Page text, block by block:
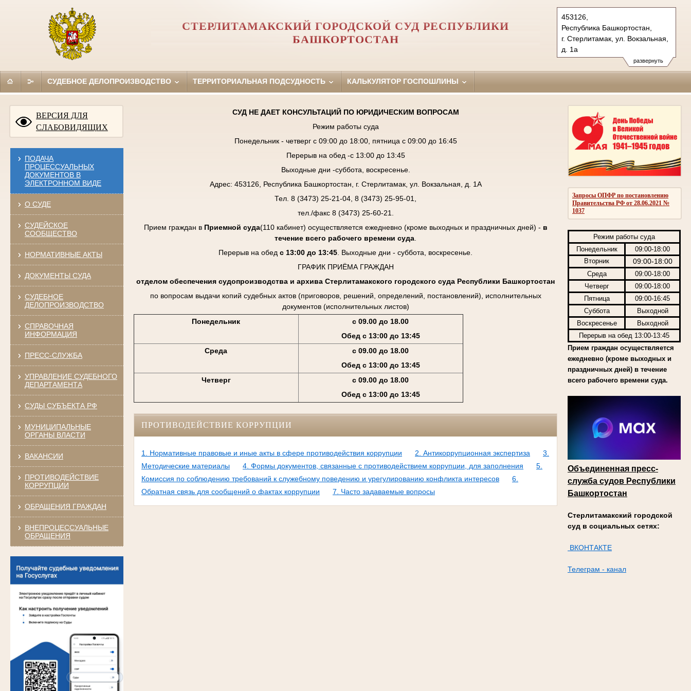
развернуть
453126,
Республика Башкортостан,
г. Стерлитамак, ул. Вокзальная,
д. 1а
Тел.: (3473) 25-21-04, 25-60-21
sterlitamaksky.bkr@sudrf.ru
СТЕРЛИТАМАКСКИЙ ГОРОДСКОЙ СУД РЕСПУБЛИКИ
БАШКОРТОСТАН
СУДЕБНОЕ ДЕЛОПРОИЗВОДСТВО ТЕРРИТОРИАЛЬНАЯ ПОДСУДНОСТЬ КАЛЬКУЛЯТОР ГОСПОШЛИНЫ
ВЕРСИЯ ДЛЯ
СЛАБОВИДЯЩИХ
ПОДАЧА
ПРОЦЕССУАЛЬНЫХ
ДОКУМЕНТОВ В
ЭЛЕКТРОННОМ ВИДЕ
О СУДЕ
СУДЕЙСКОЕ
СООБЩЕСТВО
НОРМАТИВНЫЕ АКТЫ
ДОКУМЕНТЫ СУДА
СУДЕБНОЕ
ДЕЛОПРОИЗВОДСТВО
СПРАВОЧНАЯ
ИНФОРМАЦИЯ
ПРЕСС-СЛУЖБА
УПРАВЛЕНИЕ СУДЕБНОГО
ДЕПАРТАМЕНТА
СУДЫ СУБЪЕКТА РФ
МУНИЦИПАЛЬНЫЕ
ОРГАНЫ ВЛАСТИ
ВАКАНСИИ
ПРОТИВОДЕЙСТВИЕ
КОРРУПЦИИ
ОБРАЩЕНИЯ ГРАЖДАН
ВНЕПРОЦЕССУАЛЬНЫЕ
ОБРАЩЕНИЯ
Запросы ОПФР по постановлению
Правительства РФ от 28.06.2021 №
1037
Режим работы суда
Понедельник
09:00-18:00
Вторник
09:00-18:00
Среда
09:00-18:00
Четверг
09:00-18:00
Пятница
09:00-16:45
Суббота
Выходной
Воскресенье
Выходной
Перерыв на обед 13:00-13:45
Прием граждан осуществляется
ежедневно (кроме выходных и
праздничных дней) в течение
всего рабочего времени суда.
Объединенная пресс-
служба судов Республики
Башкортостан
Стерлитамакский городской
суд в социальных сетях:
ВКОНТАКТЕ
Телеграм - канал
СУД НЕ ДАЕТ КОНСУЛЬТАЦИЙ ПО ЮРИДИЧЕСКИМ ВОПРОСАМ
Режим работы суда
Понедельник - четверг с 09:00 до 18:00, пятница с 09:00 до 16:45
Перерыв на обед -с 13:00 до 13:45
Выходные дни -суббота, воскресенье.
Адрес: 453126, Республика Башкортостан, г. Стерлитамак, ул. Вокзальная, д. 1А
Тел. 8 (3473) 25-21-04, 8 (3473) 25-95-01,
тел./факс 8 (3473) 25-60-21.
Прием граждан в Приемной суда(110 кабинет) осуществляется ежедневно (кроме выходных и праздничных дней) - в
течение всего рабочего времени суда.
Перерыв на обед с 13:00 до 13:45. Выходные дни - суббота, воскресенье.
ГРАФИК ПРИЁМА ГРАЖДАН
отделом обеспечения судопроизводства и архива Стерлитамакского городского суда Республики Башкортостан
по вопросам выдачи копий судебных актов (приговоров, решений, определений, постановлений), исполнительных
документов (исполнительных листов)
Понедельник
с 09.00 до 18.00
Обед с 13:00 до 13:45
Среда
с 09.00 до 18.00
Обед с 13:00 до 13:45
Четверг
с 09.00 до 18.00
Обед с 13:00 до 13:45
ПРОТИВОДЕЙСТВИЕ КОРРУПЦИИ
1. Нормативные правовые и иные акты в сфере противодействия коррупции 2. Антикоррупционная экспертиза
3.
Методические материалы
4. Формы документов, связанные с противодействием коррупции, для заполнения
5.
Комиссия по соблюдению требований к служебному поведению и урегулированию конфликта интересов
6.
Обратная связь для сообщений о фактах коррупции
7. Часто задаваемые вопросы